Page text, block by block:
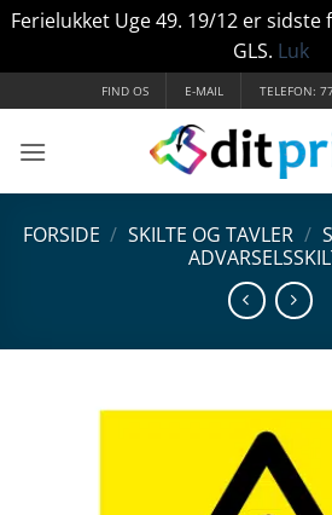
Ferielukket Uge 49. 19/12 er
GLS. Luk
til
indhold
FIND OS E-MAIL TELEFON:
FORSIDE / SKILTE OG TAVLER /